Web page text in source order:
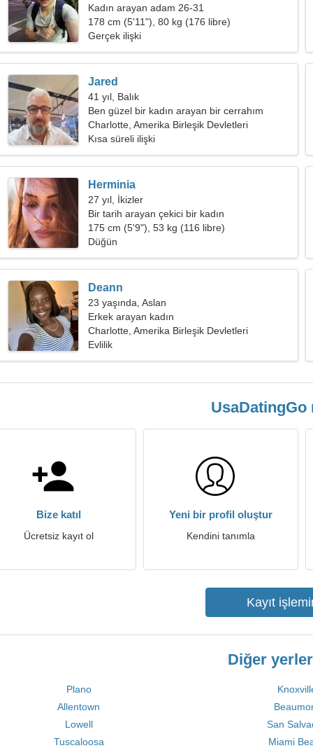
Kadın arayan adam 26-31
178 cm (5'11"), 80 kg (176 libre)
Gerçek ilişki
Jared
41 yıl, Balık
Ben güzel bir kadın arayan bir cerrahım
Charlotte, Amerika Birleşik Devletleri
Kısa süreli ilişki
Herminia
27 yıl, İkizler
Bir tarih arayan çekici bir kadın
175 cm (5'9"), 53 kg (116 libre)
Düğün
Deann
23 yaşında, Aslan
Erkek arayan kadın
Charlotte, Amerika Birleşik Devletleri
Evlilik
UsaDatingGo
Bize katıl
Ücretsiz kayıt ol
Yeni bir profil oluştur
Kendini tanımla
Kayıt
Diğer
Plano
Allentown
Lowell
San
Tuscaloosa
Miami